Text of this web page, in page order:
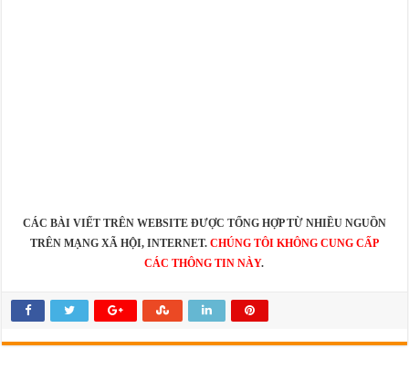
CÁC BÀI VIẾT TRÊN WEBSITE ĐƯỢC TỔNG HỢP TỪ NHIỀU NGUỒN
TRÊN MẠNG XÃ HỘI, INTERNET. CHÚNG TÔI KHÔNG CUNG CẤP
CÁC THÔNG TIN NÀY.